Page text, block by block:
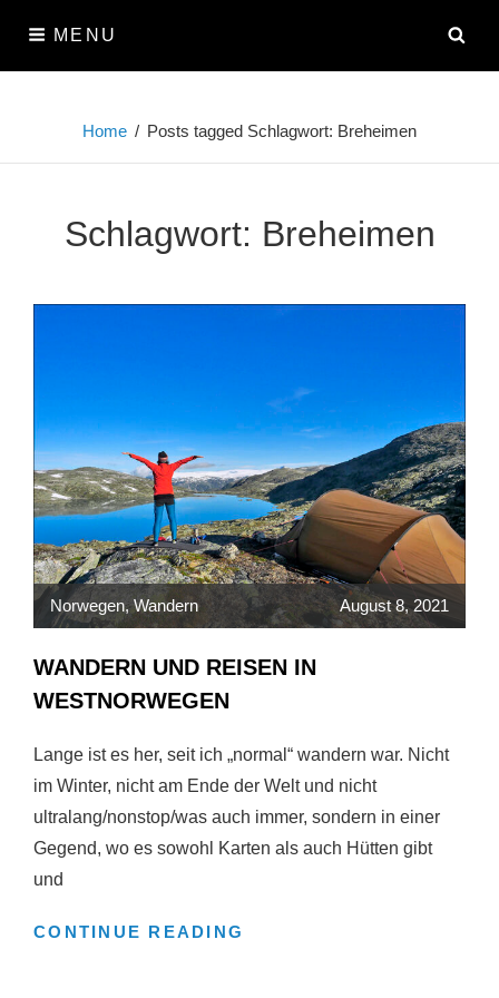
content
MENU
Home / Posts tagged Schlagwort: Breheimen
Schlagwort: Breheimen
Norwegen,Wandern August 8, 2021
WANDERN UND REISEN IN
WESTNORWEGEN
Lange ist es her, seit ich „normal“ wandern war. Nicht
im Winter, nicht am Ende der Welt und nicht
ultralang/nonstop/was auch immer, sondern in einer
Gegend, wo es sowohl Karten als auch Hütten gibt
und
CONTINUE READING